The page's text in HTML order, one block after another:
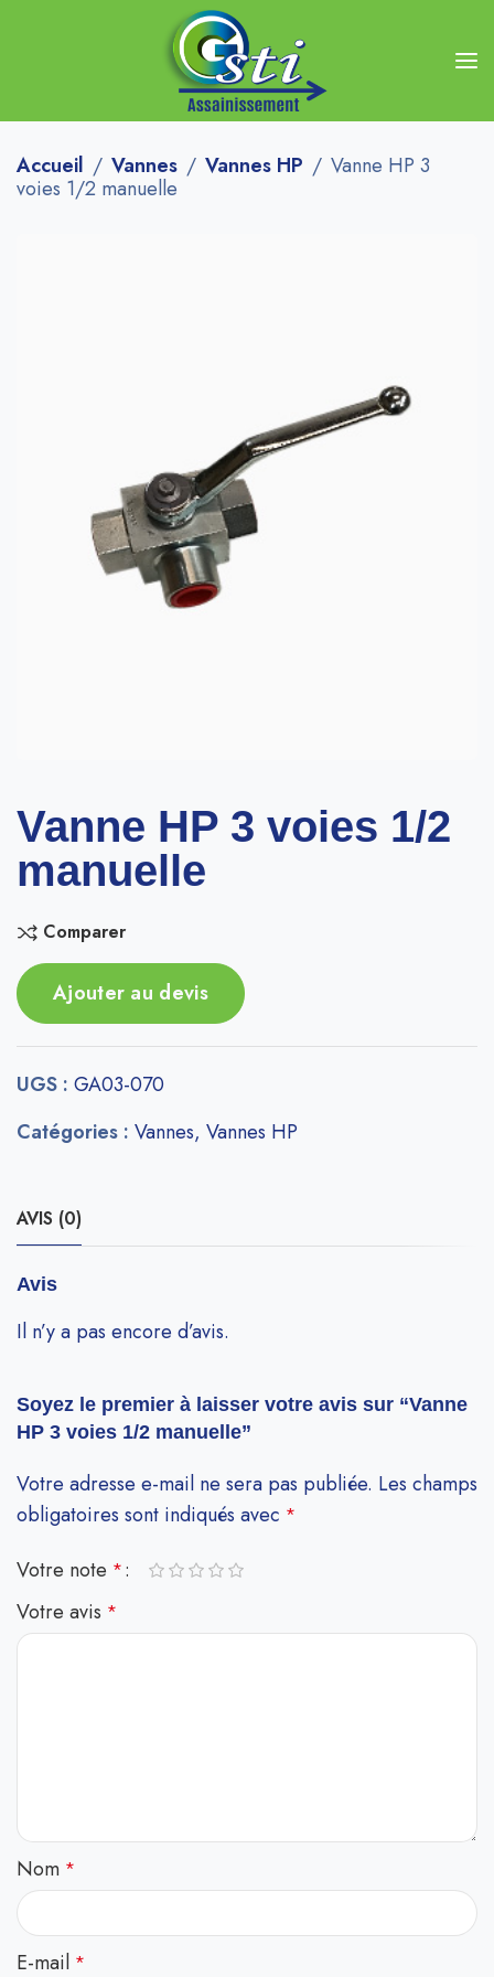
Accueil Vannes Vannes HP
Vanne HP 3
voies 1/2 manuelle
Vanne HP 3 voies 1/2
manuelle
Comparer
Ajouter au devis
UGS : GA03-070
Catégories : Vannes, Vannes HP
AVIS (0)
Avis
Il n’y a pas encore d’avis.
Soyez le premier à laisser votre avis sur “Vanne
HP 3 voies 1/2 manuelle”
Votre adresse e-mail ne sera pas publiée. Les champs
obligatoires sont indiqués avec *
Votre note *
Votre avis *
Nom *
E-mail *